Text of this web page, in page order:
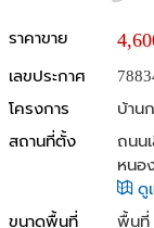
ราคาขาย
เลขประกาศ
โครงการ
บ้าน
สถานที่ตั้ง
ถนน
หนอ
ดู
ขนาดพื้นที่
พื้นที่